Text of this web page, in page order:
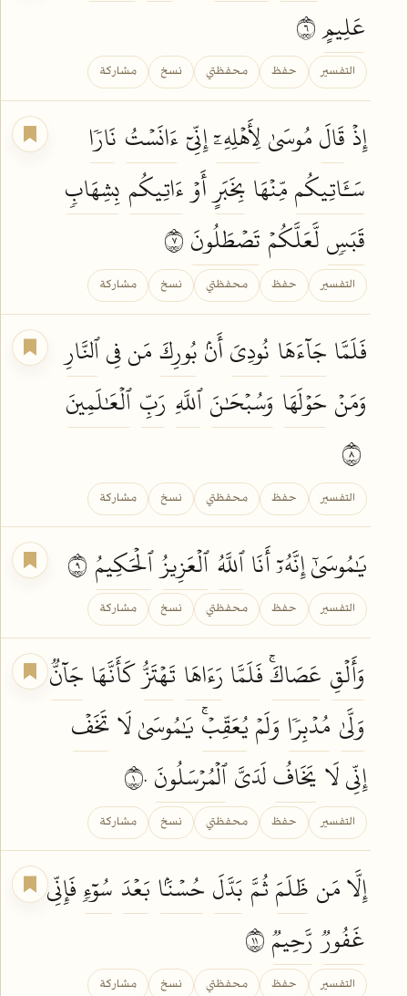
عَلِيمٍ
التفسير حفظ محفظتي نسخ مشاركة
إِذۡقَالَمُوسَىٰلِأَهۡلِهِۦٓإِنِّيٓ ءَانَسۡتُ نَارٗا
سَـَٔاتِيكُممِّنۡهَا بِخَبَرٍأَوۡءَاتِيكُم بِشِهَابٖ
قَبَسٖلَّعَلَّكُمۡ تَصۡطَلُونَ
التفسير حفظ محفظتي نسخ مشاركة
فَلَمَّاجَآءَهَا نُودِيَأَنۢبُورِكَمَن فِيٱلنَّارِ
وَمَنۡحَوۡلَهَا وَسُبۡحَٰنَٱللَّهِ رَبِّٱلۡعَٰلَمِينَ
التفسير حفظ محفظتي نسخ مشاركة
يَٰمُوسَىٰٓ إِنَّهُۥٓ أَنَاٱللَّهُٱلۡعَزِيزُٱلۡحَكِيمُ
التفسير حفظ محفظتي نسخ مشاركة
وَأَلۡقِ عَصَاكَۚفَلَمَّا رَءَاهَا تَهۡتَزُّكَأَنَّهَاجَآنّٞ
وَلَّىٰ مُدۡبِرٗا وَلَمۡيُعَقِّبۡۚ يَٰمُوسَىٰ لَاتَخَفۡ
إِنِّي لَا يَخَافُلَدَيَّٱلۡمُرۡسَلُونَ
التفسير حفظ محفظتي نسخ مشاركة
إِلَّا مَن ظَلَمَثُمَّ بَدَّلَحُسۡنَۢا بَعۡدَ سُوٓءٖفَإِنِّي
غَفُورٞ رَّحِيمٞ
التفسير حفظ محفظتي نسخ مشاركة